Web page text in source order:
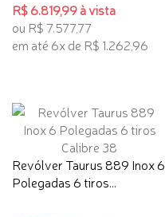
R$ 6.819,99 à vista
ou R$ 7.577,77
em até 6x de R$ 1.262,96
Revólver Taurus 889 Inox 6
Polegadas 6 tiros...